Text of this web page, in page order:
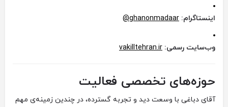
اینستاگرام: ghanonmadaar@
وب‌سایت رسمی: vakilltehran.ir
حوزه‌های تخصصی فعالیت
آقای دباغی با وسعت دید و تجربه‌ گسترده، در چندین زمینه‌ی مهم